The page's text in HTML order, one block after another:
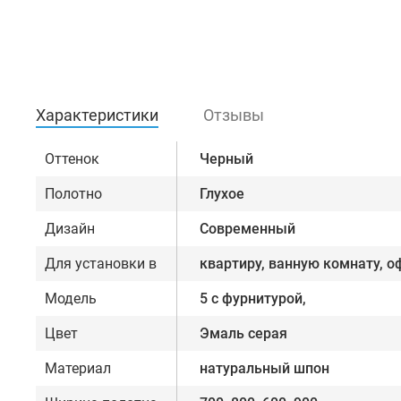
Характеристики Отзывы
Оттенок Черный
Полотно Глухое
Дизайн Современный
Для установки в квартиру, ванную комнату,
Модель 5 с фурнитурой,
Цвет Эмаль серая
Материал натуральный шпон